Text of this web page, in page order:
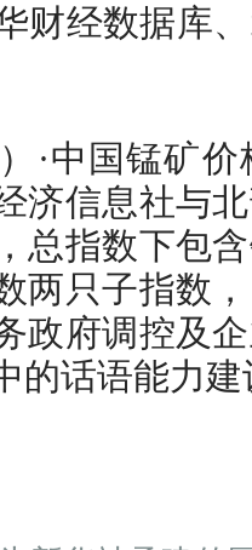
财经数据库
）·中国锰矿
济信息社与
总指数下包
两只子指数
政府调控及
的话语能力建